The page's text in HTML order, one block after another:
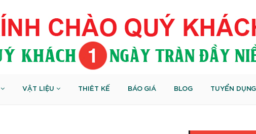
VẬT LIỆU THIÊT KẾ BÁO GIÁ BLOG TUYỂN DỤNG